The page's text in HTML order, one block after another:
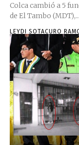
Colca cambió a 5
de El Tambo (MDT),...
LEYDI SOTACURO